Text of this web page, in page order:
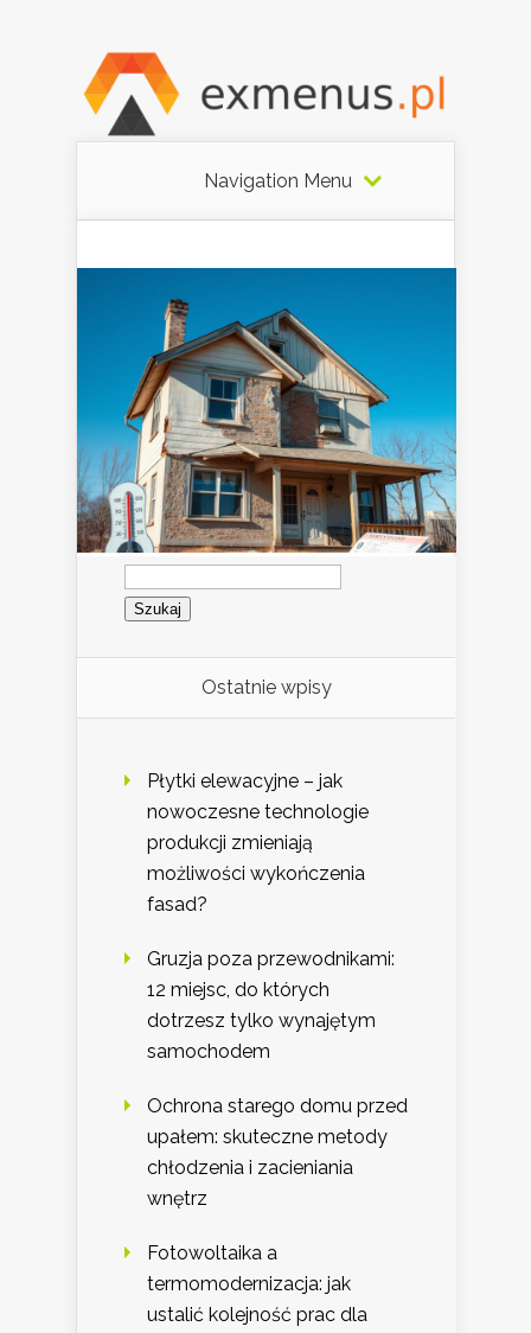
Navigation Menu
Szukaj:
Ostatnie wpisy
Płytki elewacyjne – jak
nowoczesne technologie
produkcji zmieniają
możliwości wykończenia
fasad?
Gruzja poza przewodnikami:
12 miejsc, do których
dotrzesz tylko wynajętym
samochodem
Ochrona starego domu przed
upałem: skuteczne metody
chłodzenia i zacieniania
wnętrz
Fotowoltaika a
termomodernizacja: jak
ustalić kolejność prac dla